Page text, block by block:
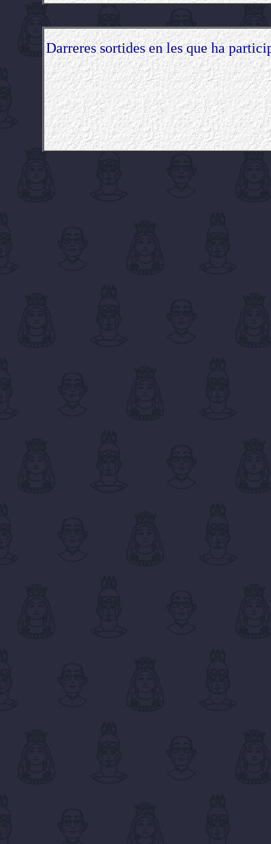
Darreres sortides en les que ha